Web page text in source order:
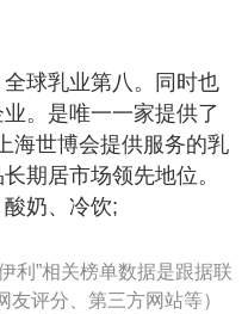
球乳业第八。同时也
。是唯一一家提供了
海世博会提供服务的乳
期居市场领先地位。
奶、冷饮;
利”相关榜单数据是跟据联
评分、第三方网站等）